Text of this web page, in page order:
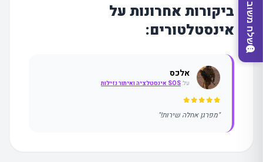
ביקורות אחרונות על
אינסטלטורים:
אלכס
על: SOS אינסטלציה ואיתור נזילות
"מפרגן אחלה שירות!"
שלח משוב